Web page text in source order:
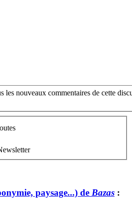
les nouveaux commentaires de cette
paysage...) de Bazas :